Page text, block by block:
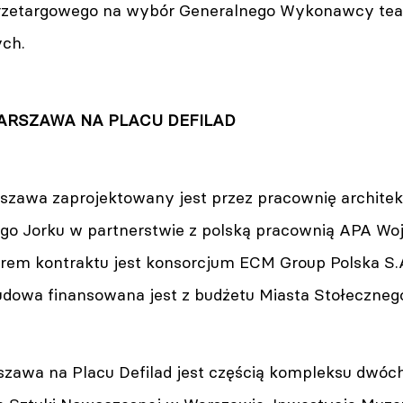
na wybór Generalnego Wykonawcy
NA PLACU DEFILAD
zaprojektowany jest przez pracownię
Jorku w partnerstwie z polską pracownią APA
kontraktu jest konsorcjum ECM Group Polska
finansowana jest z budżetu Miasta
na Placu Defilad jest częścią kompleksu